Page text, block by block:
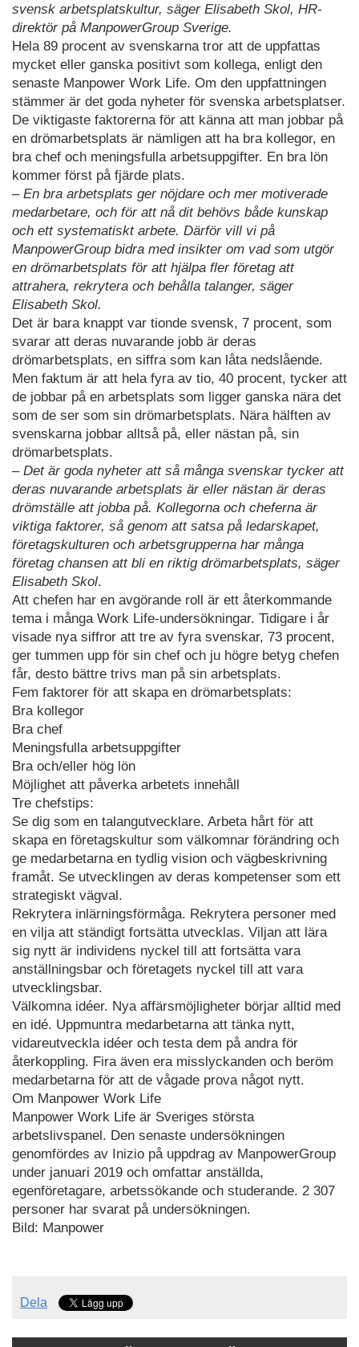
svensk arbetsplatskultur, säger Elisabeth Skol, HR-
direktör på ManpowerGroup Sverige.
Hela 89 procent av svenskarna tror att de uppfattas
mycket eller ganska positivt som kollega, enligt den
senaste Manpower Work Life. Om den uppfattningen
stämmer är det goda nyheter för svenska arbetsplatser.
De viktigaste faktorerna för att känna att man jobbar på
en drömarbetsplats är nämligen att ha bra kollegor, en
bra chef och meningsfulla arbetsuppgifter. En bra lön
kommer först på fjärde plats.
– En bra arbetsplats ger nöjdare och mer motiverade
medarbetare, och för att nå dit behövs både kunskap
och ett systematiskt arbete. Därför vill vi på
ManpowerGroup bidra med insikter om vad som utgör
en drömarbetsplats för att hjälpa fler företag att
attrahera, rekrytera och behålla talanger, säger
Elisabeth Skol.
Det är bara knappt var tionde svensk, 7 procent, som
svarar att deras nuvarande jobb är deras
drömarbetsplats, en siffra som kan låta nedslående.
Men faktum är att hela fyra av tio, 40 procent, tycker att
de jobbar på en arbetsplats som ligger ganska nära det
som de ser som sin drömarbetsplats. Nära hälften av
svenskarna jobbar alltså på, eller nästan på, sin
drömarbetsplats.
– Det är goda nyheter att så många svenskar tycker att
deras nuvarande arbetsplats är eller nästan är deras
drömställe att jobba på. Kollegorna och cheferna är
viktiga faktorer, så genom att satsa på ledarskapet,
företagskulturen och arbetsgrupperna har många
företag chansen att bli en riktig drömarbetsplats, säger
Elisabeth Skol.
Att chefen har en avgörande roll är ett återkommande
tema i många Work Life-undersökningar. Tidigare i år
visade nya siffror att tre av fyra svenskar, 73 procent,
ger tummen upp för sin chef och ju högre betyg chefen
får, desto bättre trivs man på sin arbetsplats.
Fem faktorer för att skapa en drömarbetsplats:
Bra kollegor
Bra chef
Meningsfulla arbetsuppgifter
Bra och/eller hög lön
Möjlighet att påverka arbetets innehåll
Tre chefstips:
Se dig som en talangutvecklare. Arbeta hårt för att
skapa en företagskultur som välkomnar förändring och
ge medarbetarna en tydlig vision och vägbeskrivning
framåt. Se utvecklingen av deras kompetenser som ett
strategiskt vägval.
Rekrytera inlärningsförmåga. Rekrytera personer med
en vilja att ständigt fortsätta utvecklas. Viljan att lära
sig nytt är individens nyckel till att fortsätta vara
anställningsbar och företagets nyckel till att vara
utvecklingsbar.
Välkomna idéer. Nya affärsmöjligheter börjar alltid med
en idé. Uppmuntra medarbetarna att tänka nytt,
vidareutveckla idéer och testa dem på andra för
återkoppling. Fira även era misslyckanden och beröm
medarbetarna för att de vågade prova något nytt.
Om Manpower Work Life
Manpower Work Life är Sveriges största
arbetslivspanel. Den senaste undersökningen
genomfördes av Inizio på uppdrag av ManpowerGroup
under januari 2019 och omfattar anställda,
egenföretagare, arbetssökande och studerande. 2 307
personer har svarat på undersökningen.
Bild: Manpower
Dela